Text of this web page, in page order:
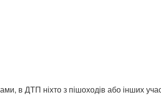
в ДТП ніхто з пішоходів або інших